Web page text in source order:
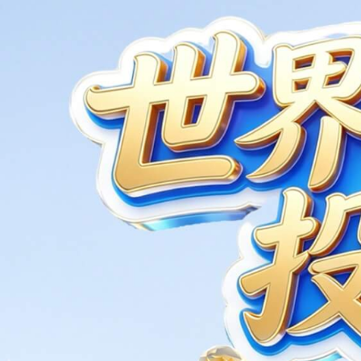
NATIONAL
全国布局